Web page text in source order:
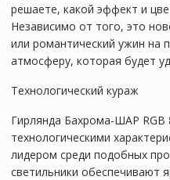
решаете, какой эффект и
Независимо от того, это
или романтический ужин на
атмосферу, которая будет
Технологический кураж
Гирлянда Бахрома-ШАР
технологическими
лидером среди подобных
светильники обеспечивают